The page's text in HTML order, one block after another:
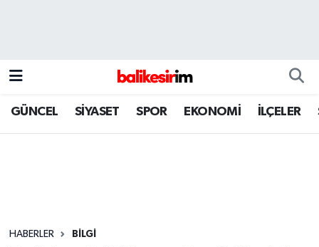
GÜNCEL SİYASET SPOR EKONOMİ İLÇELER
HABERLER BİLGİ